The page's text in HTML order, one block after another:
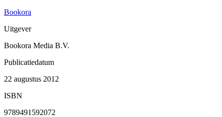
Bookora
Uitgever
Bookora Media B.V.
Publicatiedatum
22 augustus 2012
ISBN
9789491592072